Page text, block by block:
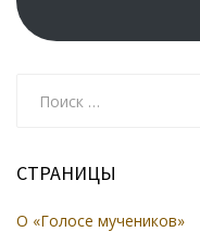
СТРАНИЦЫ
О «Голосе мучеников»